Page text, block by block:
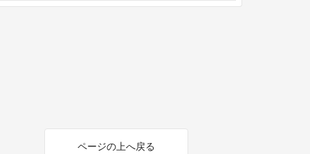
ページの上へ戻る